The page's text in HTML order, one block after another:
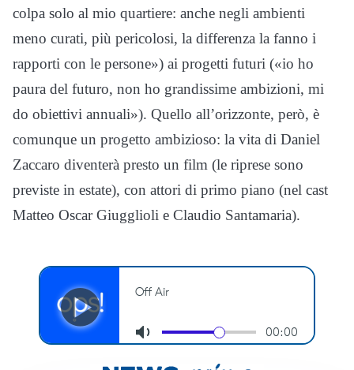
colpa solo al mio quartiere: anche negli ambienti
meno curati, più pericolosi, la differenza la fanno i
rapporti con le persone») ai progetti futuri («io ho
paura del futuro, non ho grandissime ambizioni, mi
do obiettivi annuali»). Quello all’orizzonte, però, è
comunque un progetto ambizioso: la vita di Daniel
Zaccaro diventerà presto un film (le riprese sono
previste in estate), con attori di primo piano (nel cast
Matteo Oscar Giugglioli e Claudio Santamaria).